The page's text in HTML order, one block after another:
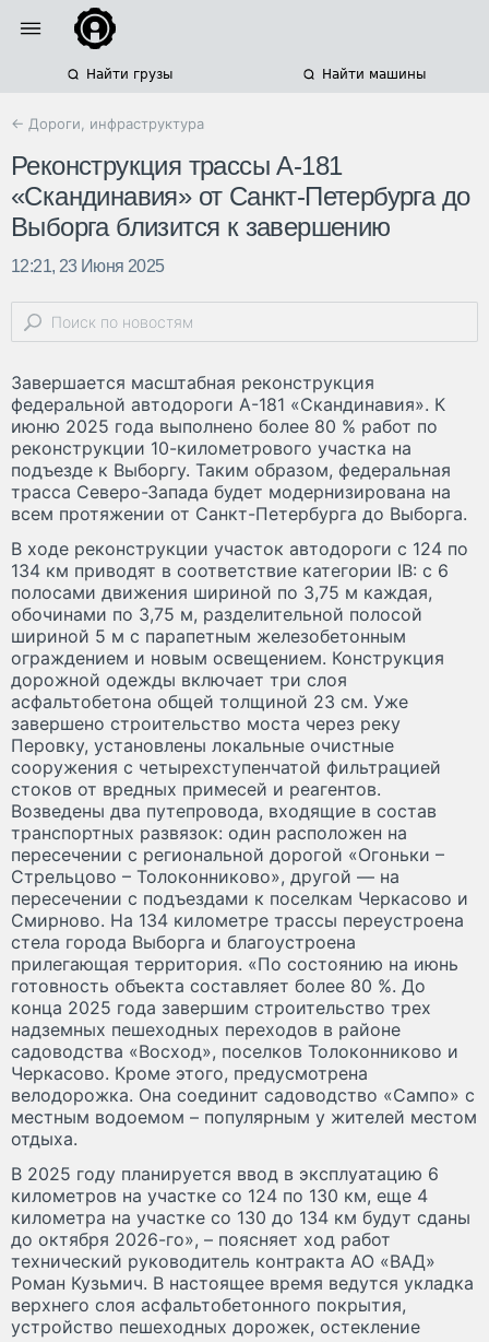
Найти грузы Найти машины
← Дороги, инфраструктура
Реконструкция трассы А-181
«Скандинавия» от Санкт-Петербурга до
Выборга близится к завершению
12:21, 23 Июня 2025
Завершается масштабная реконструкция
федеральной автодороги А-181 «Скандинавия». К
июню 2025 года выполнено более 80 % работ по
реконструкции 10-километрового участка на
подъезде к Выборгу. Таким образом, федеральная
трасса Северо-Запада будет модернизирована на
всем протяжении от Санкт-Петербурга до Выборга.
В ходе реконструкции участок автодороги с 124 по
134 км приводят в соответствие категории IB: с 6
полосами движения шириной по 3,75 м каждая,
обочинами по 3,75 м, разделительной полосой
шириной 5 м с парапетным железобетонным
ограждением и новым освещением. Конструкция
дорожной одежды включает три слоя
асфальтобетона общей толщиной 23 см. Уже
завершено строительство моста через реку
Перовку, установлены локальные очистные
сооружения с четырехступенчатой фильтрацией
стоков от вредных примесей и реагентов.
Возведены два путепровода, входящие в состав
транспортных развязок: один расположен на
пересечении с региональной дорогой «Огоньки –
Стрельцово – Толоконниково», другой — на
пересечении с подъездами к поселкам Черкасово и
Смирново. На 134 километре трассы переустроена
стела города Выборга и благоустроена
прилегающая территория. «По состоянию на июнь
готовность объекта составляет более 80 %. До
конца 2025 года завершим строительство трех
надземных пешеходных переходов в районе
садоводства «Восход», поселков Толоконниково и
Черкасово. Кроме этого, предусмотрена
велодорожка. Она соединит садоводство «Сампо» с
местным водоемом – популярным у жителей местом
отдыха.
В 2025 году планируется ввод в эксплуатацию 6
километров на участке со 124 по 130 км, еще 4
километра на участке со 130 до 134 км будут сданы
до октября 2026-го», – поясняет ход работ
технический руководитель контракта АО «ВАД»
Роман Кузьмич. В настоящее время ведутся укладка
верхнего слоя асфальтобетонного покрытия,
устройство пешеходных дорожек, остекление